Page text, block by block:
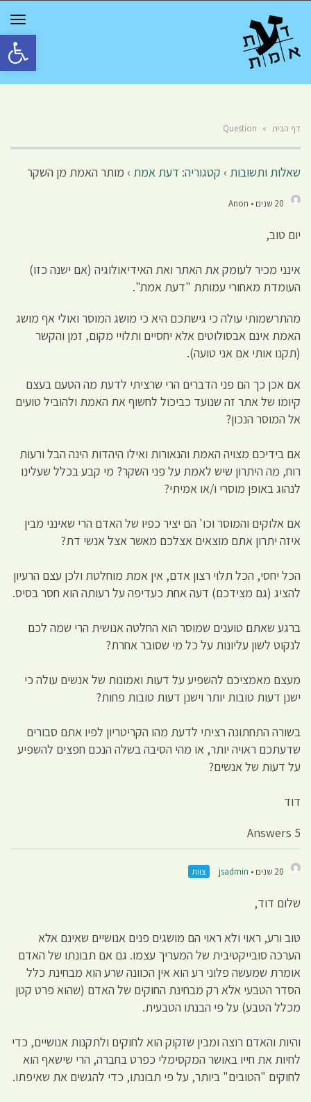
פתח
דף הבית »
Question
שאלות ותשובות › קטגוריה: דעת אמת › מותר האמת מן השקר
20 שנים • Anon
יום טוב,
אינני מכיר לעומק את האתר ואת האידיאולוגיה (אם ישנה כזו)
העומדת מאחורי עמותת "דעת אמת".
מהתרשמותי עולה כי גישתכם היא כי מושג המוסר ואולי אף מושג
האמת אינם אבסולוטים אלא יחסיים ותלויי מקום, זמן והקשר
(תקנו אותי אם אני טועה).
אם אכן כך הם פני הדברים הרי שרציתי לדעת מה הטעם בעצם
קיומו של אתר זה שנועד כביכול לחשוף את האמת ולהוביל טועים
אל המוסר הנכון?
אם בידיכם מצויה האמת והנאורות ואילו היהדות הינה הבל ורעות
רוח, מה היתרון שיש לאמת על פני השקר? מי קבע בכלל שעלינו
לנהוג באופן מוסרי ו/או אמיתי?
אם אלוקים והמוסר וכו' הם יציר כפיו של האדם הרי שאינני מבין
איזה יתרון אתם מוצאים אצלכם מאשר אצל אנשי דת?
הכל יחסי, הכל תלוי רצון אדם, אין אמת מוחלטת ולכן עצם הרעיון
להציג (גם מצידכם) דעה אחת כעדיפה על רעותה הוא חסר בסיס.
ברגע שאתם טוענים שמוסר הוא החלטה אנושית הרי שמה לכם
לנקוט לשון עליונות על כל מי שסובר אחרת?
מעצם מאמציכם להשפיע על דעות ואמונות של אנשים עולה כי
ישנן דעות טובות יותר וישנן דעות טובות פחות?
בשורה התחתונה רציתי לדעת מהו הקריטריון לפיו אתם סבורים
שדעתכם ראויה יותר, או מהי הסיבה בשלה הנכם חפצים להשפיע
על דעות של אנשים?
דוד
5 Answers
20 שנים • jsadmin צוות
שלום דוד,
טוב ורע, ראוי ולא ראוי הם מושגים פנים אנושיים שאינם אלא
הערכה סובייקטיבית של המעריך עצמו. גם אם תבונתו של האדם
אומרת שמעשה פלוני רע הוא אין הכוונה שרע הוא מבחינת כלל
הסדר הטבעי אלא רק מבחינת החוקים של האדם (שהוא פרט קטן
מכלל הטבע) על פי הבנתו הטבעית.
והיות והאדם רוצה ומבין שזקוק הוא לחוקים ולתקנות אנושיים, כדי
לחיות את חייו באושר המקסימלי כפרט בחברה, הרי שישאף הוא
לחוקים "הטובים" ביותר, על פי תבונתו, כדי להגשים את שאיפתו.